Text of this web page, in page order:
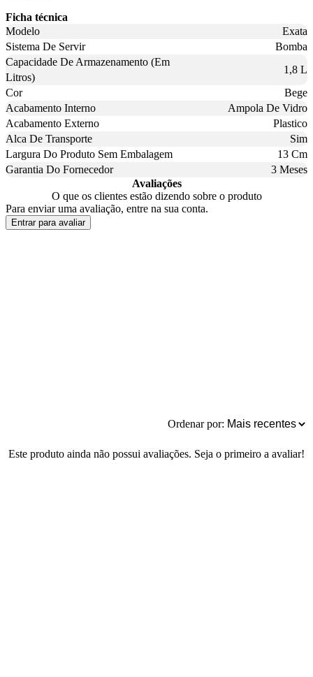
Ficha técnica
Modelo
Exata
Sistema De Servir
Bomba
Capacidade De Armazenamento (Em
Litros)
1,8 L
Cor
Bege
Acabamento Interno
Ampola De Vidro
Acabamento Externo
Plastico
Alca De Transporte
Sim
Largura Do Produto Sem Embalagem
13 Cm
Garantia Do Fornecedor
3 Meses
Avaliações
O que os clientes estão dizendo sobre o produto
Para enviar uma avaliação, entre na sua conta.
Entrar para avaliar
Ordenar por:
Este produto ainda não possui avaliações. Seja o primeiro a avaliar!